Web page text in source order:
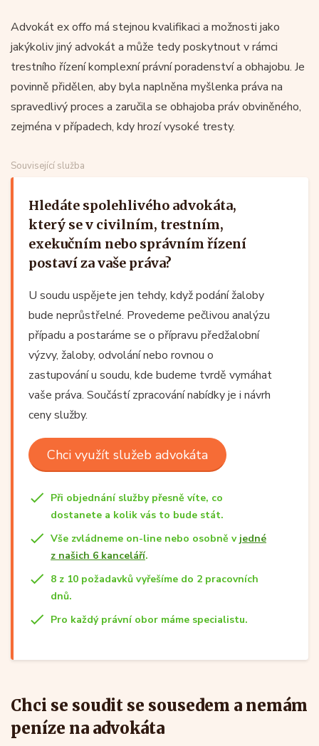
Advokát ex offo má stejnou kvalifikaci a možnosti jako
jakýkoliv jiný advokát a může tedy poskytnout v rámci
trestního řízení komplexní právní poradenství a obhajobu. Je
povinně přidělen, aby byla naplněna myšlenka práva na
spravedlivý proces a zaručila se obhajoba práv obviněného,
zejména v případech, kdy hrozí vysoké tresty.
Související služba
Hledáte spolehlivého advokáta,
který se v civilním, trestním,
exekučním nebo správním řízení
postaví za vaše práva?
U soudu uspějete jen tehdy, když podání žaloby
bude neprůstřelné. Provedeme pečlivou analýzu
případu a postaráme se o přípravu předžalobní
výzvy, žaloby, odvolání nebo rovnou o
zastupování u soudu, kde budeme tvrdě vymáhat
vaše práva. Součástí zpracování nabídky je i návrh
ceny služby.
Chci využít služeb advokáta
Při objednání služby přesně víte, co
dostanete a kolik vás to bude stát.
Vše zvládneme on-line nebo osobně v jedné
z našich 6 kanceláří.
8 z 10 požadavků vyřešíme do 2 pracovních
dnů.
Pro každý právní obor máme specialistu.
Chci se soudit se sousedem a nemám
peníze na advokáta